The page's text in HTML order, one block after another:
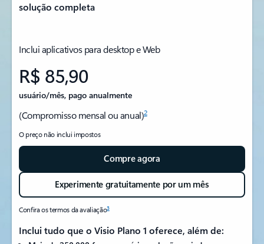
solução completa
Inclui aplicativos para desktop e Web
R$ 85,90
usuário/mês, pago anualmente
(Compromisso mensal ou anual)2
O preço não inclui impostos
Compre agora
Experimente gratuitamente por um mês
Confira os termos da avaliação3
Inclui tudo que o Visio Plano 1 oferece, além de: